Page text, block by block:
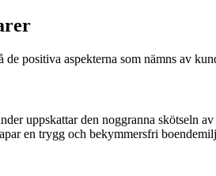
positiva aspekterna som nämns av
uppskattar den noggranna skötseln
en trygg och bekymmersfri